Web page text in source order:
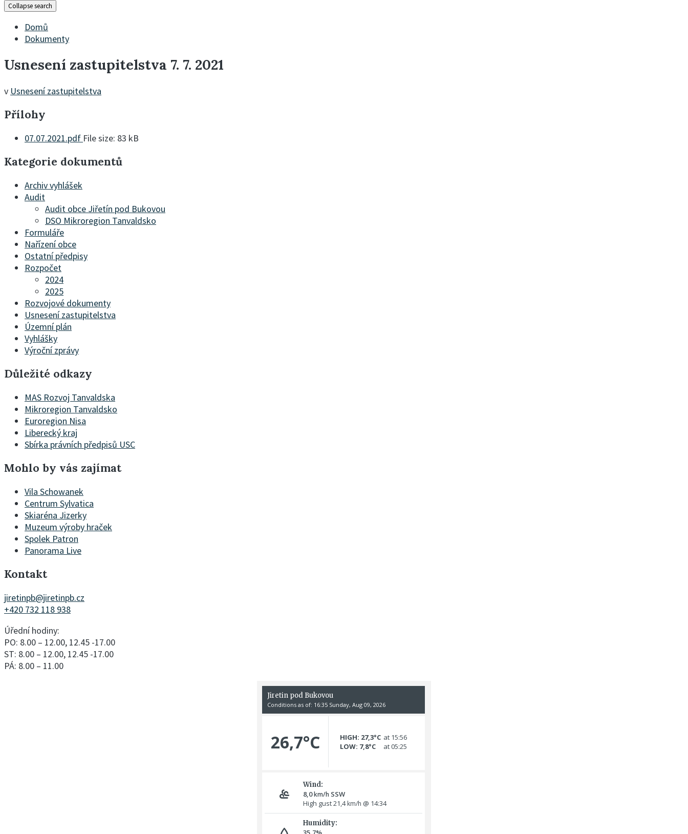
Collapse search
Domů
Dokumenty
Usnesení zastupitelstva 7. 7. 2021
v Usnesení zastupitelstva
Přílohy
07.07.2021.pdf File size: 83 kB
Kategorie dokumentů
Archiv vyhlášek
Audit
Audit obce Jiřetín pod Bukovou
DSO Mikroregion Tanvaldsko
Formuláře
Nařízení obce
Ostatní předpisy
Rozpočet
2024
2025
Rozvojové dokumenty
Usnesení zastupitelstva
Územní plán
Vyhlášky
Výroční zprávy
Důležité odkazy
MAS Rozvoj Tanvaldska
Mikroregion Tanvaldsko
Euroregion Nisa
Liberecký kraj
Sbírka právních předpisů USC
Mohlo by vás zajímat
Vila Schowanek
Centrum Sylvatica
Skiaréna Jizerky
Muzeum výroby hraček
Spolek Patron
Panorama Live
Kontakt
jiretinpb@jiretinpb.cz
+420 732 118 938
Úřední hodiny:
PO: 8.00 – 12.00, 12.45 -17.00
ST: 8.00 – 12.00, 12.45 -17.00
PÁ: 8.00 – 11.00